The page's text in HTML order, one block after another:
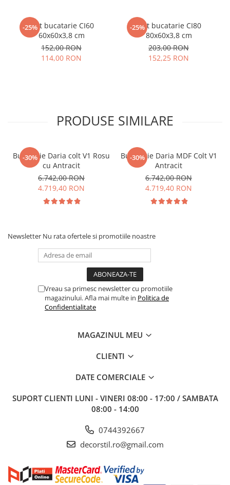
-25%
Blat bucatarie CI60
60x60x3,8 cm
152,00 RON
114,00 RON
-25%
Blat bucatarie CI80
80x60x3,8 cm
203,00 RON
152,25 RON
PRODUSE SIMILARE
-30%
Bucătărie Daria colt V1 Rosu
cu Antracit
6.742,00 RON
4.719,40 RON
-30%
Bucătărie Daria MDF Colt V1
Antracit
6.742,00 RON
4.719,40 RON
Newsletter Nu rata ofertele si promotiile noastre
Vreau sa primesc newsletter cu promotiile
magazinului. Afla mai multe in Politica de
Confidentialitate
MAGAZINUL MEU
CLIENTI
DATE COMERCIALE
SUPORT CLIENTI LUNI - VINERI 08:00 - 17:00 / SAMBATA
08:00 - 14:00
0744392667
decorstil.ro@gmail.com